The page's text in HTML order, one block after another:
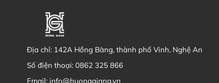
Địa chỉ: 142A Hồng Bàng, thành phố Vinh, Nghệ An
Số điện thoại: 0862 325 866
Email: info@huonggiang.vn